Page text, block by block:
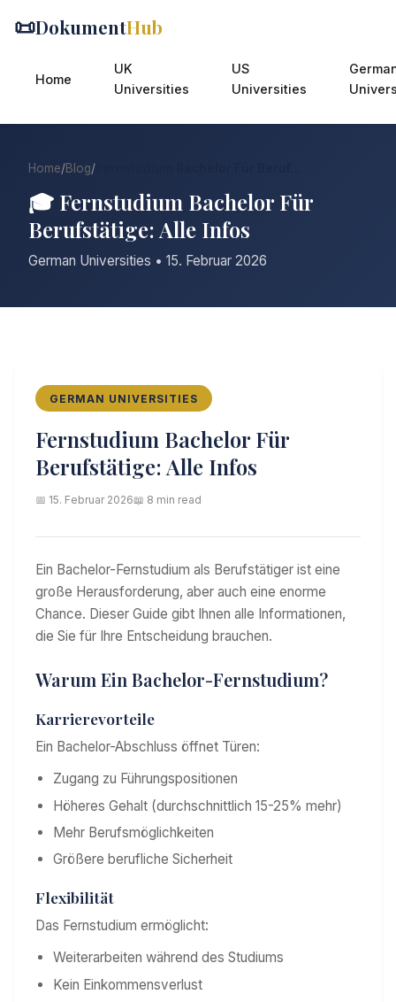
📜DokumentHub
Home
UK
Universities
US
Universities
Home/Blog/
🎓 Fernstudium Bachelor Für
Berufstätige: Alle Infos
German Universities • 15. Februar 2026
GERMAN UNIVERSITIES
Fernstudium Bachelor Für
Berufstätige: Alle Infos
📅 15. Februar 2026📖 8 min read
Ein Bachelor-Fernstudium als Berufstätiger ist eine
große Herausforderung, aber auch eine enorme
Chance. Dieser Guide gibt Ihnen alle Informationen,
die Sie für Ihre Entscheidung brauchen.
Warum Ein Bachelor-Fernstudium?
Karrierevorteile
Ein Bachelor-Abschluss öffnet Türen:
Zugang zu Führungspositionen
Höheres Gehalt (durchschnittlich 15-25% mehr)
Mehr Berufsmöglichkeiten
Größere berufliche Sicherheit
Flexibilität
Das Fernstudium ermöglicht:
Weiterarbeiten während des Studiums
Kein Einkommensverlust